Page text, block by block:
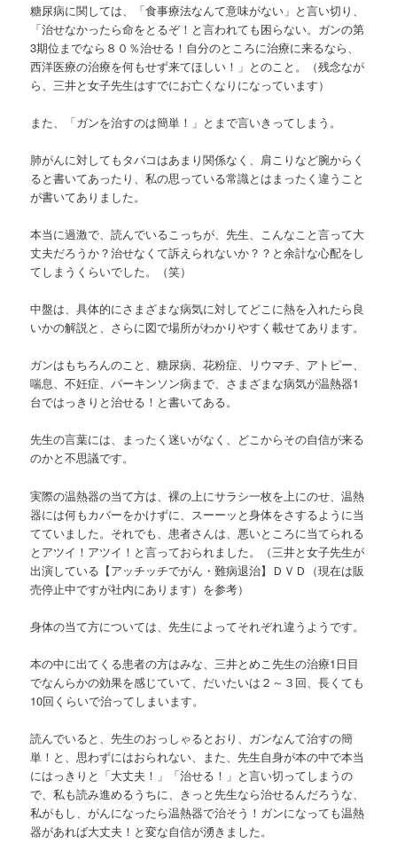
糖尿病に関しては、「食事療法なんて意味がない」と言い切り、
「治せなかったら命をとるぞ！と言われても困らない。ガンの第
3期位までなら８０％治せる！自分のところに治療に来るなら、
西洋医療の治療を何もせず来てほしい！」とのこと。（残念なが
ら、三井と女子先生はすでにお亡くなりになっています）
また、「ガンを治すのは簡単！」とまで言いきってしまう。
肺がんに対してもタバコはあまり関係なく、肩こりなど腕からく
ると書いてあったり、私の思っている常識とはまったく違うこと
が書いてありました。
本当に過激で、読んでいるこっちが、先生、こんなこと言って大
丈夫だろうか？治せなくて訴えられないか？？と余計な心配をし
てしまうくらいでした。（笑）
中盤は、具体的にさまざまな病気に対してどこに熱を入れたら良
いかの解説と、さらに図で場所がわかりやすく載せてあります。
ガンはもちろんのこと、糖尿病、花粉症、リウマチ、アトピー、
喘息、不妊症、パーキンソン病まで、さまざまな病気が温熱器1
台ではっきりと治せる！と書いてある。
先生の言葉には、まったく迷いがなく、どこからその自信が来る
のかと不思議です。
実際の温熱器の当て方は、裸の上にサラシ一枚を上にのせ、温熱
器には何もカバーをかけずに、スーーッと身体をさするように当
てていました。それでも、患者さんは、悪いところに当てられる
とアツイ！アツイ！と言っておられました。（三井と女子先生が
出演している【アッチッチでがん・難病退治】ＤＶＤ（現在は販
売停止中ですが社内にあります）を参考）
身体の当て方については、先生によってそれぞれ違うようです。
本の中に出てくる患者の方はみな、三井とめこ先生の治療1日目
でなんらかの効果を感じていて、だいたいは２～３回、長くても
10回くらいで治ってしまいます。
読んでいると、先生のおっしゃるとおり、ガンなんて治すの簡
単！と、思わずにはおられない、また、先生自身が本の中で本当
にはっきりと「大丈夫！」「治せる！」と言い切ってしまうの
で、私も読み進めるうちに、きっと先生なら治せるんだろうな、
私がもし、がんになったら温熱器で治そう！ガンになっても温熱
器があれば大丈夫！と変な自信が湧きました。